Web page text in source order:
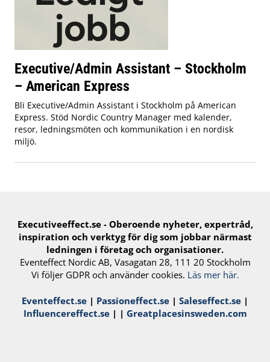
Executive/Admin Assistant – Stockholm
– American Express
Bli Executive/Admin Assistant i Stockholm på American
Express. Stöd Nordic Country Manager med kalender,
resor, ledningsmöten och kommunikation i en nordisk
miljö.
Executiveeffect.se - Oberoende nyheter, expertråd,
inspiration och verktyg för ​dig​ som jobbar närmast
ledningen i företag och organisationer.
Eventeffect Nordic AB, Vasagatan 28, 111 20 Stockholm
Vi följer GDPR och använder cookies. Läs mer här.
Eventeffect.se | Passioneffect.se | Saleseffect.se |
Influencereffect.se| | Greatplacesinsweden.com